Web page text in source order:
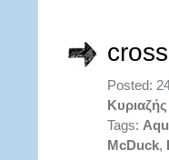
Posted:
Κυριαζής
Tags:
McDuck,